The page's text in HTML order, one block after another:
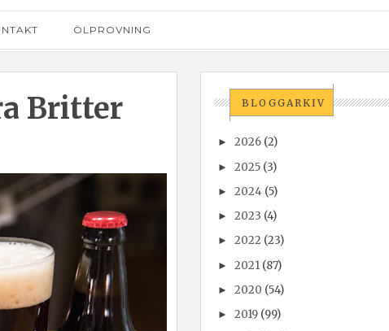
ÖLPROVNING
Britter BLOGGARKIV
►2026 (2)
►2025 (3)
►2024 (5)
►2023 (4)
►2022 (23)
►2021 (87)
►2020 (54)
►2019 (99)